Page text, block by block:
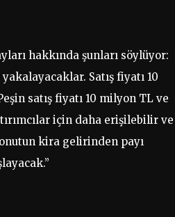
hakkında şunları söylüyor:
Satış fiyatı 10
satış fiyatı 10 milyon TL ve
için daha erişilebilir ve
kira gelirinden payı